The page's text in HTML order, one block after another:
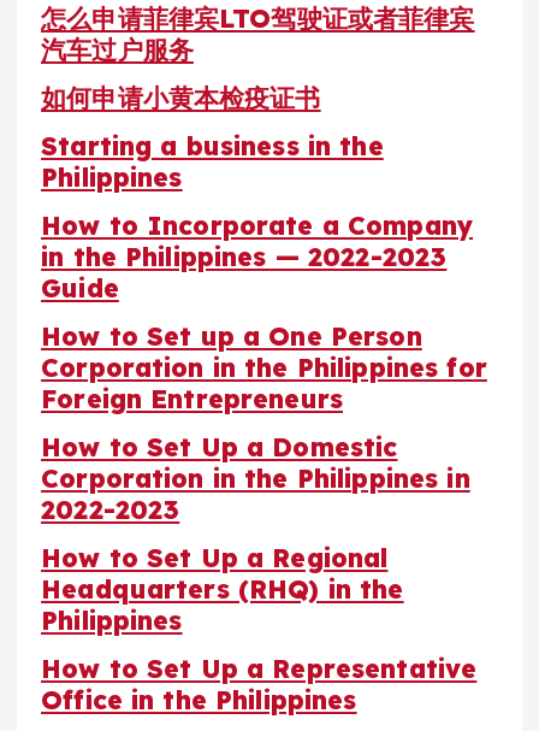
怎么申请菲律宾LTO驾驶证或者菲律宾
汽车过户服务
如何申请小黄本检疫证书
Starting a business in the
Philippines
How to Incorporate a Company
in the Philippines — 2022-2023
Guide
How to Set up a One Person
Corporation in the Philippines for
Foreign Entrepreneurs
How to Set Up a Domestic
Corporation in the Philippines in
2022-2023
How to Set Up a Regional
Headquarters (RHQ) in the
Philippines
How to Set Up a Representative
Office in the Philippines